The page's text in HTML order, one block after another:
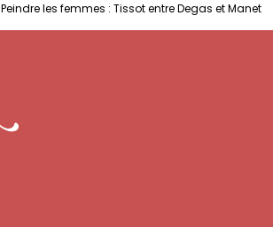
Peindre les femmes : Tissot entre Degas et Manet